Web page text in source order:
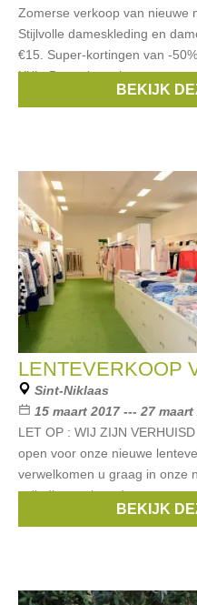
Zomerse verkoop van nieuwe
Stijlvolle dameskleding en
€15. Super-kortingen van -
XXL. De verkoop loopt
Liu Jo,Maliparmi
BEKIJK
LENTEVERKOOP
Sint-Niklaas
15 maart 2017 --- 27 maart
LET OP : WIJ ZIJN
open voor onze nieuwe
verwelkomen u graag in onze
volledig vernieuwde
Ralph Lauren ,
BEKIJK